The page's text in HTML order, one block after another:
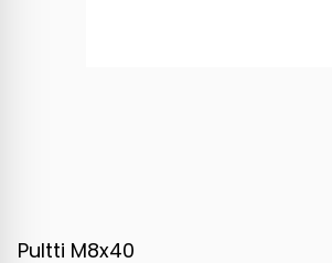
Pultti M8x40